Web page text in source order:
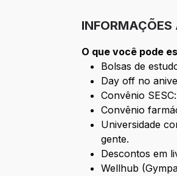
O que você pode
Bolsas de
Day off no
Convênio
Convênio
Universidade
gente.
Descontos em
Wellhub